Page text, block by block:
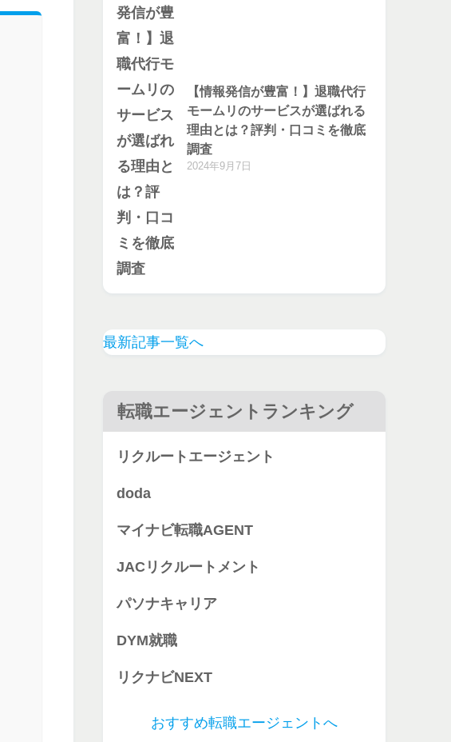
【情報発信が豊富！】退職代行
モームリのサービスが選ばれる
理由とは？評判・口コミを徹底
調査
2024年9月7日
最新記事一覧へ
転職エージェントランキング
リクルートエージェント
doda
マイナビ転職AGENT
JACリクルートメント
パソナキャリア
DYM就職
リクナビNEXT
おすすめ転職エージェントへ